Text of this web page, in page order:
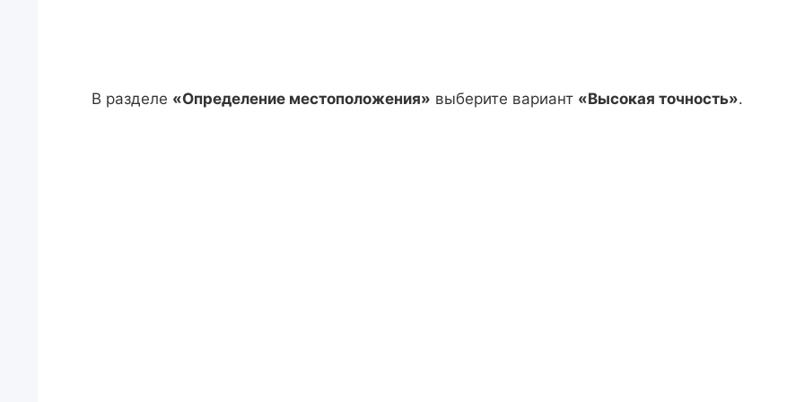
В разделе «Определение местоположения» выберите вариант «Высокая точность».